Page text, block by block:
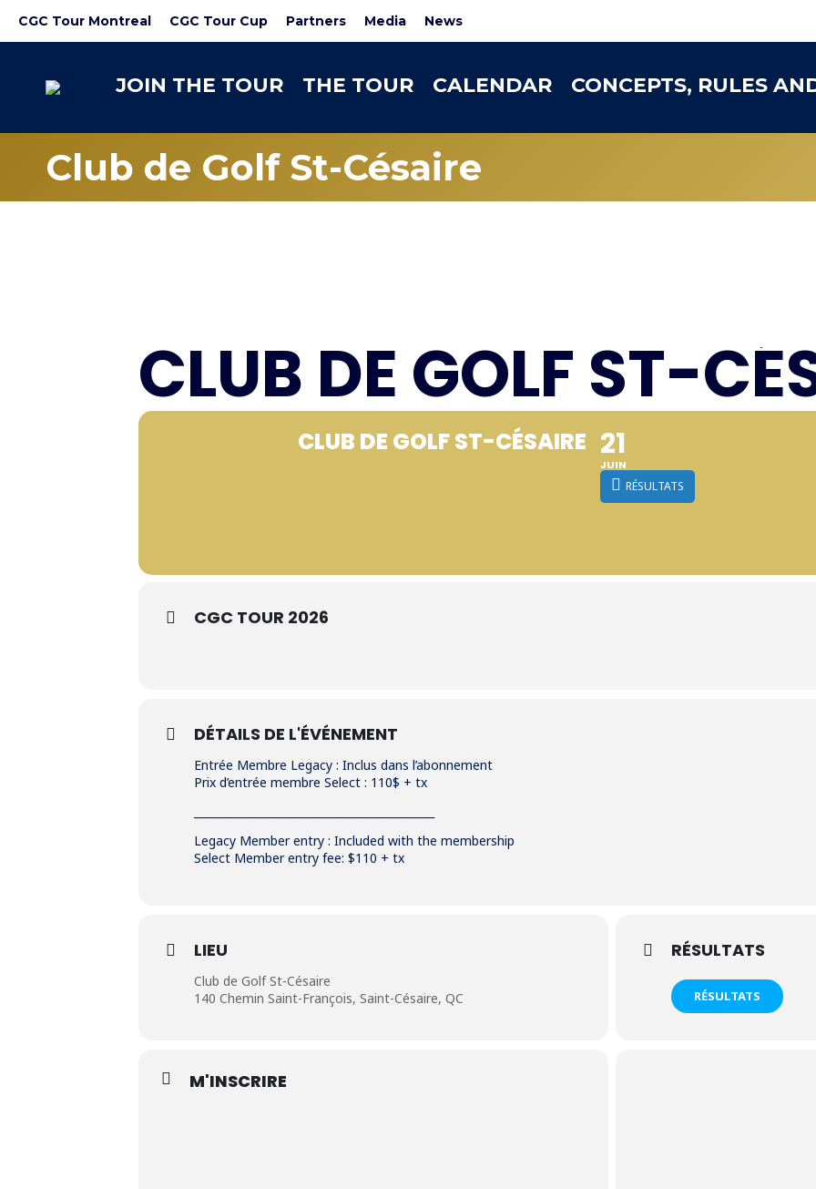
CGC Tour Montreal CGC Tour Cup Partners Media News
JOIN THE TOUR THE TOUR CALENDAR CONCEPTS, RULES
Club de Golf St-Césaire
CLUB DE GOLF ST-
CLUB DE GOLF ST-CÉSAIRE 21
JUIN
RÉSULTATS
CGC TOUR 2026
DÉTAILS DE L'ÉVÉNEMENT
Entrée Membre Legacy : Inclus dans l’abonnement
Prix d’entrée membre Select : 110$ + tx
Legacy Member entry : Included with the membership
Select Member entry fee: $110 + tx
LIEU
Club de Golf St-Césaire
140 Chemin Saint-François, Saint-Césaire, QC
RÉSULTATS
RÉSULTATS
M'INSCRIRE